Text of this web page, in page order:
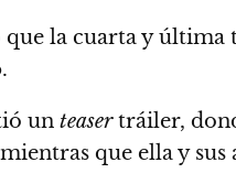
que la cuarta y última
.
un teasertráiler,
que ella y